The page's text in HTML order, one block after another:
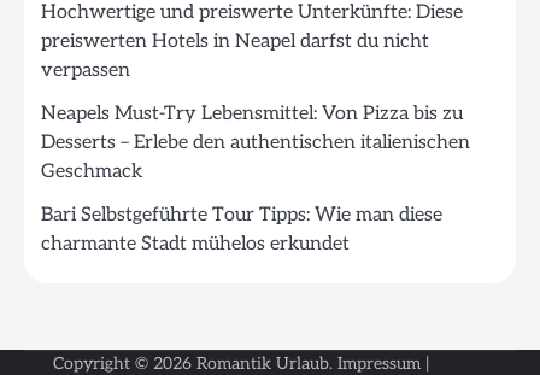
Hochwertige und preiswerte Unterkünfte: Diese
preiswerten Hotels in Neapel darfst du nicht
verpassen
Neapels Must-Try Lebensmittel: Von Pizza bis zu
Desserts – Erlebe den authentischen italienischen
Geschmack
Bari Selbstgeführte Tour Tipps: Wie man diese
charmante Stadt mühelos erkundet
Copyright © 2026 Romantik Urlaub. Impressum |